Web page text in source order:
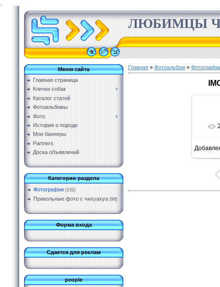
ЛЮБИМЦЫ
Меню сайта
Главная страница
Клички собак
Каталог статей
Фотоальбомы
Фото
История о породе
Мои баннеры
Partners
Доска объявлений
Категории раздела
Фотографии [131]
Прикольные фото с чихуахуа [98]
Форма входа
Сдается для реклам
people
Главная » Фотоальбом »